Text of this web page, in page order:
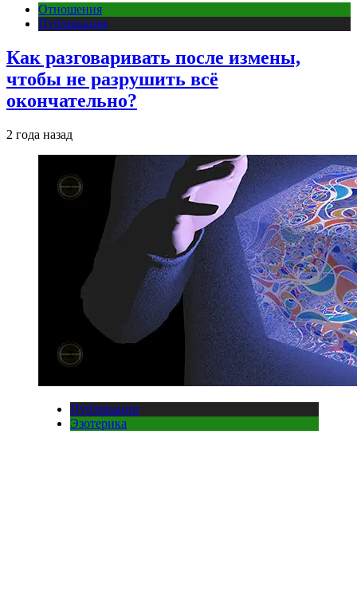
Отношения
Публикации
Как разговаривать после измены,
чтобы не разрушить всё
окончательно?
2 года назад
Публикации
Эзотерика